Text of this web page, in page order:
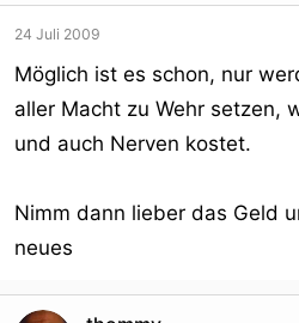
24 Juli 2009
Möglich ist es schon, nur
aller Macht zu Wehr setzen,
und auch Nerven kostet.
Nimm dann lieber das Geld
neues